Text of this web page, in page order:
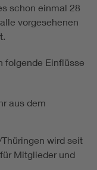
schon einmal 28
vorgesehenen
folgende Einflüsse
aus dem
wird seit
Mitglieder und